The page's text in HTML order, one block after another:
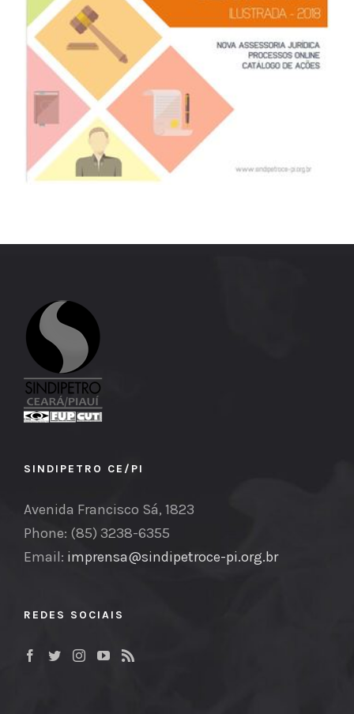
SINDIPETRO CE/PI
Avenida Francisco Sá, 1823
Phone: (85) 3238-6355
Email: imprensa@sindipetroce-pi.org.br
REDES SOCIAIS